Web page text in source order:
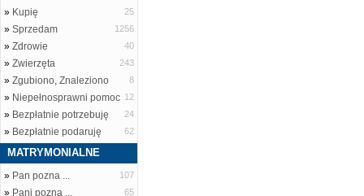
» Kupię 25
» Sprzedam 1256
» Zdrowie 40
» Zwierzęta 243
» Zgubiono, Znaleziono 8
» Niepełnosprawni pomoc 12
» Bezpłatnie potrzebuję 24
» Bezpłatnie podaruję 62
MATRYMONIALNE
» Pan pozna ... 107
» Pani pozna ... 65